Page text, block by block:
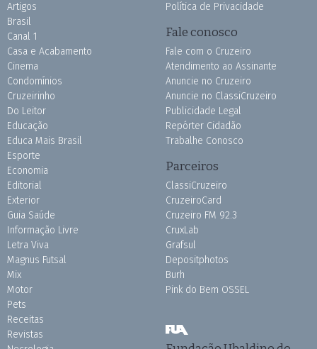
Artigos
Brasil
Canal 1
Casa e Acabamento
Cinema
Condomínios
Cruzeirinho
Do Leitor
Educação
Educa Mais Brasil
Esporte
Economia
Editorial
Exterior
Guia Saúde
Informação Livre
Letra Viva
Magnus Futsal
Mix
Motor
Pets
Receitas
Revistas
Política de Privacidade
Fale conosco
Fale com o Cruzeiro
Atendimento ao Assinante
Anuncie no Cruzeiro
Anuncie no ClassiCruzeiro
Publicidade Legal
Repórter Cidadão
Trabalhe Conosco
Parceiros
ClassiCruzeiro
CruzeiroCard
Cruzeiro FM 92.3
CruxLab
Grafsul
Depositphotos
Burh
Pink do Bem OSSEL